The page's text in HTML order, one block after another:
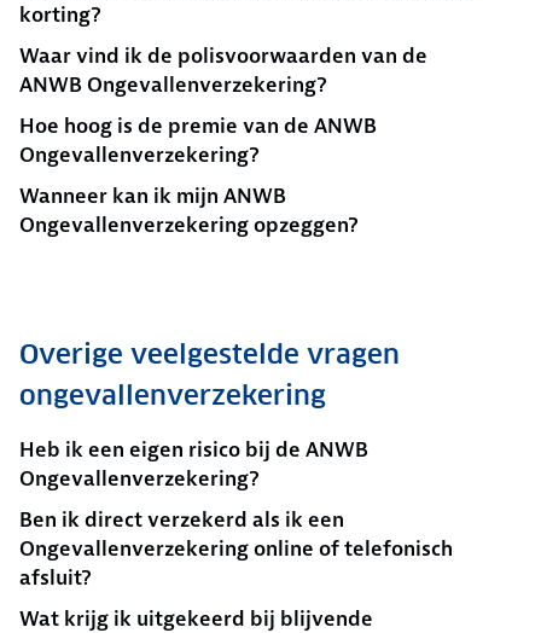
korting?
Waar vind ik de polisvoorwaarden van de
ANWB Ongevallenverzekering?
Hoe hoog is de premie van de ANWB
Ongevallenverzekering?
Wanneer kan ik mijn ANWB
Ongevallenverzekering opzeggen?
Overige veelgestelde vragen
ongevallenverzekering
Heb ik een eigen risico bij de ANWB
Ongevallenverzekering?
Ben ik direct verzekerd als ik een
Ongevallenverzekering online of telefonisch
afsluit?
Wat krijg ik uitgekeerd bij blijvende